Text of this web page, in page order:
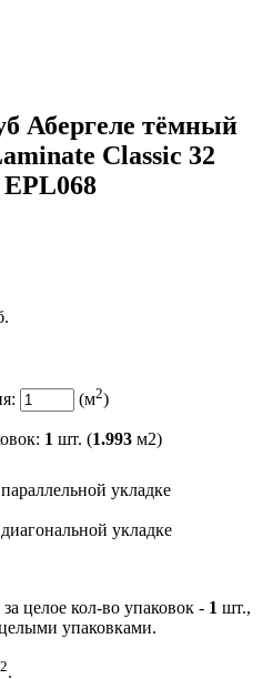
Абергеле тёмный
Classic 32
(м2)
: 1 шт. (1.993 м2)
укладке
укладке
целое кол-во упаковок - 1 шт.,
упаковками.
2.